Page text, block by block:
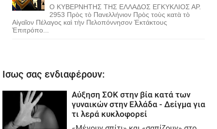
Ο ΚΥΒΕΡΝΗΤΗΣ ΤΗΣ ΕΛΛΑΔΟΣ ΕΓΚΥΚΛΙΟΣ ΑΡ.
2953 Πρὸς τὸ Πανελλήνιον Πρὸς τοὺς κατὰ τὸ
Αἰγαῖον Πέλαγος καὶ τὴν Πελοπόννησον Ἐκτάκτους
Ἐπιτρόπο...